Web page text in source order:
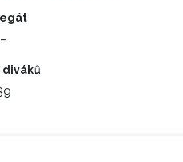
–
diváků